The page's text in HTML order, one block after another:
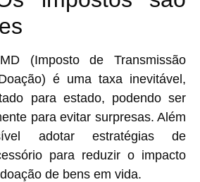
(Imposto de Transmissão
é uma taxa inevitável,
para estado, podendo ser
para evitar surpresas. Além
adotar estratégias de
para reduzir o impacto
de bens em vida.